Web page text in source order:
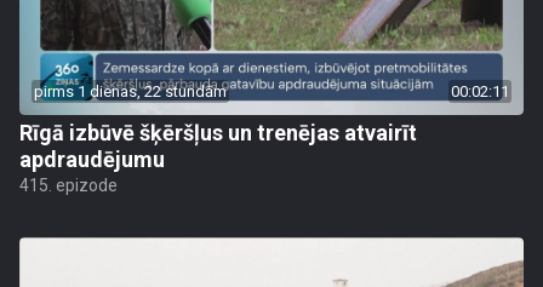
pirms 1 dienas, 22 stundām 00:02:11
Rīgā izbūvē šķēršļus un trenējas atvairīt
apdraudējumu
415. epizode